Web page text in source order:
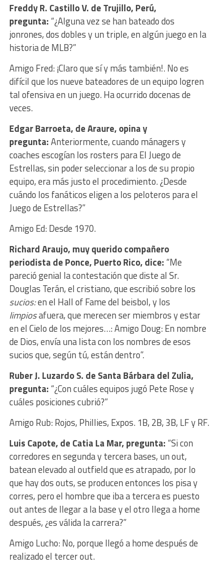
Freddy R. Castillo V. de Trujillo, Perú,
pregunta: “¿Alguna vez se han bateado dos
jonrones, dos dobles y un triple, en algún juego en la
historia de MLB?”
Amigo Fred: ¡Claro que sí y más también!. No es
difícil que los nueve bateadores de un equipo logren
tal ofensiva en un juego. Ha ocurrido docenas de
veces.
Edgar Barroeta, de Araure, opina y
pregunta:Anteriormente, cuando mánagers y
coaches escogían los rosters para El Juego de
Estrellas, sin poder seleccionar a los de su propio
equipo, era más justo el procedimiento. ¿Desde
cuándo los fanáticos eligen a los peloteros para el
Juego de Estrellas?”
Amigo Ed: Desde 1970.
Richard Araujo, muy querido compañero
periodista de Ponce, Puerto Rico, dice: “Me
pareció genial la contestación que diste al Sr.
Douglas Terán, el cristiano, que escribió sobre los
sucios:en el Hall of Fame del beisbol, y los
limpiosafuera, que merecen ser miembros y estar
en el Cielo de los mejores…: Amigo Doug: En nombre
de Dios, envía una lista con los nombres de esos
sucios que, según tú, están dentro”.
Ruber J. Luzardo S. de Santa Bárbara del Zulia,
pregunta: “¿Con cuáles equipos jugó Pete Rose y
cuáles posiciones cubrió?”
Amigo Rub: Rojos, Phillies, Expos. 1B, 2B, 3B, LF y RF.
Luis Capote, de Catia La Mar, pregunta: “Si con
corredores en segunda y tercera bases, un out,
batean elevado al outfield que es atrapado, por lo
que hay dos outs, se producen entonces los pisa y
corres, pero el hombre que iba a tercera es puesto
out antes de llegar a la base y el otro llega a home
después, ¿es válida la carrera?”
Amigo Lucho: No, porque llegó a home después de
realizado el tercer out.